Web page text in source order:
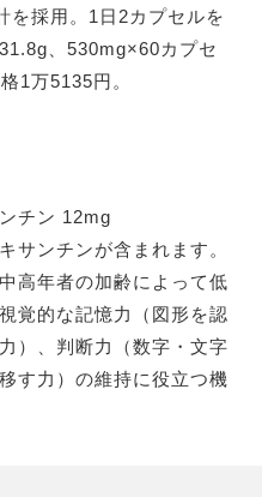
を採用。1日2カプセルを
、530mg×60カプセ
1万5135円。
チン 12mg
サンチンが含まれます。
高年者の加齢によって低
覚的な記憶力（図形を認
）、判断力（数字・文字
す力）の維持に役立つ機